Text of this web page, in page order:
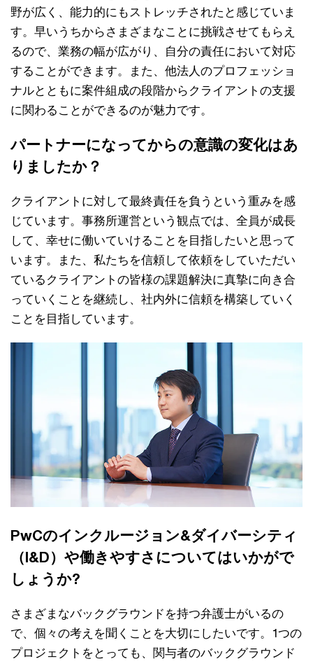
野が広く、能力的にもストレッチされたと感じていま
す。早いうちからさまざまなことに挑戦させてもらえ
るので、業務の幅が広がり、自分の責任において対応
することができます。また、他法人のプロフェッショ
ナルとともに案件組成の段階からクライアントの支援
に関わることができるのが魅力です。
パートナーになってからの意識の変化はあ
りましたか？
クライアントに対して最終責任を負うという重みを感
じています。事務所運営という観点では、全員が成長
して、幸せに働いていけることを目指したいと思って
います。また、私たちを信頼して依頼をしていただい
ているクライアントの皆様の課題解決に真摯に向き合
っていくことを継続し、社内外に信頼を構築していく
ことを目指しています。
PwCのインクルージョン&ダイバーシティ
（I&D）や働きやすさについてはいかがで
しょうか?
さまざまなバックグラウンドを持つ弁護士がいるの
で、個々の考えを聞くことを大切にしたいです。1つの
プロジェクトをとっても、関与者のバックグラウンド